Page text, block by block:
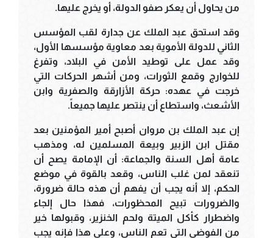
من يحاول أن يعكر صفو الدولة، أو يخرج عليها.
وقد استحق عبد الملك عن جدارة لقب المؤسس
الثاني للدولة الأموية بعد معاوية مؤسسها الأول،
وقد عمل على توطيد الأمن في البلاد، وتفرغ
للخوارج وقمع الثورات، ومن أشهر الحركات التي
خرجت في عهده: حركة الأزارقة والصفرية وابن
الأشعث، واستطاع أن ينتصر عليها جميعاً.
إن عبد الملك بن مروان أصبح أمير المؤمنين بعد
مقتل ابن الزبير وبيعة المسلمين له، ومذهب
عامة أهل السنة والجماعة: أن الإمامة يصح أن
تنعقد لمن غلب الناس، وقعد بالقوة في موضع
الحكم، إلا أنه يجب أن يفهم أن هذه حالة ضرورة،
والضرورات تبيح المحظورات، فهذا حال إلجاء
واضطرار كأكل الميتة ولحم الخنزير، وقبولها خير
من الفوضى التي تعم الناس، وعلى هذا فإنه يجب